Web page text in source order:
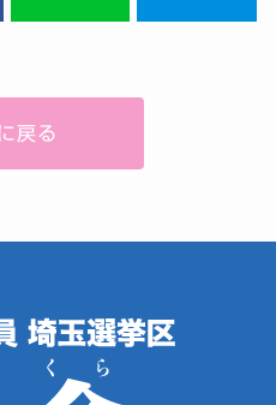
戻る